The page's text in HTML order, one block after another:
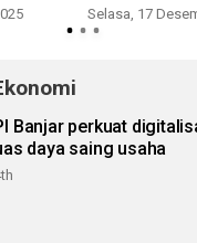
Selasa, 17
Banjar perkuat
daya saing usaha